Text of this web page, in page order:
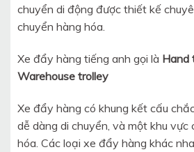
chuyển di động được thiết kế
chuyển hàng hóa.
Xe đẩy hàng tiếng anh gọi là Hand
Warehouse trolley
Xe đẩy hàng có khung kết cấu
dễ dàng di chuyển, và một khu vực
hóa. Các loại xe đẩy hàng khác